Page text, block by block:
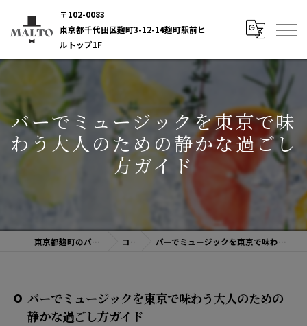
〒102-0083
東京都千代田区麹町3-12-14麹町駅前ヒ
ルトップ1F
バーでミュージックを東京で味
わう大人のための静かな過ごし
方ガイド
東京都麹町のバーならBAR MALTO コラム バーでミュージックを東京で味わう大人のための静かな過ごし方ガイド
バーでミュージックを東京で味わう大人のための
静かな過ごし方ガイド